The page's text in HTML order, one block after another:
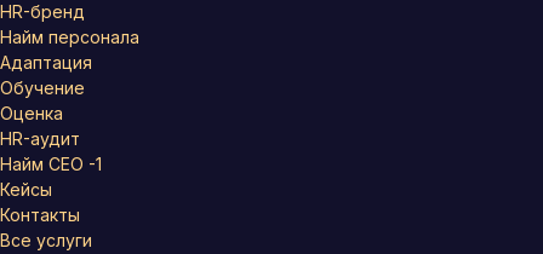
HR-бренд
Найм персонала
Адаптация
Обучение
Оценка
HR-аудит
Найм СЕО -1
Кейсы
Контакты
Все услуги